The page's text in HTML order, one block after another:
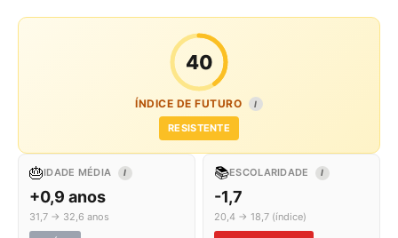
40
ÍNDICE DE FUTURO I
RESISTENTE
🎂IDADE MÉDIA I
+0,9 anos
31,7 → 32,6 anos
📚ESCOLARIDADE I
-1,7
20,4 → 18,7 (índice)